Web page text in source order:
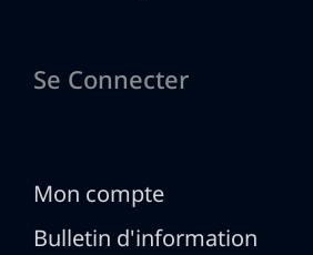
Se Connecter
Mon compte
Bulletin d'information